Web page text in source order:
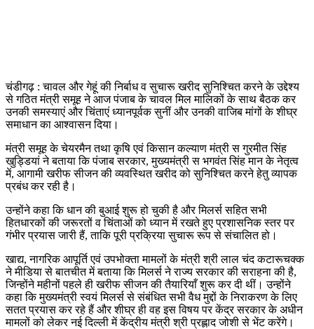
चंडीगढ़ : चावल और गेहूं की निर्बाध व सुचारू खरीद सुनिश्चित करने के उद्देश्य
से गठित मंत्री समूह ने आज पंजाब के चावल मिल मालिकों के साथ बैठक कर
उनकी समस्याएं और चिंताएं ध्यानपूर्वक सुनीं और उनकी वाजिब मांगों के शीघ्र
समाधान का आश्वासन दिया।
मंत्री समूह के चेयरमैन तथा कृषि एवं किसान कल्याण मंत्री स गुरमीत सिंह
खुड्डियां ने बताया कि पंजाब सरकार, मुख्यमंत्री स भगवंत सिंह मान के नेतृत्व
में, आगामी खरीफ सीजन की व्यवस्थित खरीद को सुनिश्चित करने हेतु व्यापक
प्रबंध कर रही है।
उन्होंने कहा कि धान की बुआई शुरू हो चुकी है और मिलर्स सहित सभी
हितधारकों की जरूरतों व चिंताओं को ध्यान में रखते हुए प्रशासनिक स्तर पर
गंभीर प्रयास जारी हैं, ताकि पूरी प्रक्रिया सुचारू रूप से संचालित हो।
खाद्य, नागरिक आपूर्ति एवं उपभोक्ता मामलों के मंत्री श्री लाल चंद कटारूचक्क
ने मीडिया से बातचीत में बताया कि मिलर्स ने राज्य सरकार की सराहना की है,
जिन्होंने महीनों पहले ही खरीफ सीजन की तैयारियाँ शुरू कर दी थीं। उन्होंने
कहा कि मुख्यमंत्री स्वयं मिलर्स से संबंधित सभी वैध मुद्दों के निराकरण के लिए
सतत प्रयास कर रहे हैं और शीघ्र ही वह इस विषय पर केंद्र सरकार के अधीन
मामलों को लेकर नई दिल्ली में केंद्रीय मंत्री श्री प्रह्लाद जोशी से भेंट करेंगे।